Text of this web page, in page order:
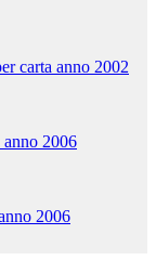
carta anno 2002
2006
2006